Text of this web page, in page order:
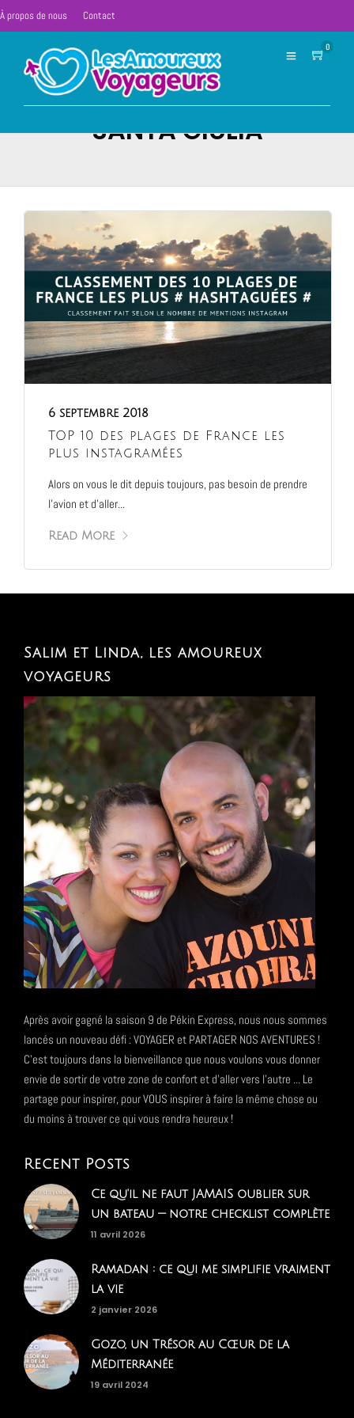
À propos de nous Contact
0
SANTA GIULIA
6 septembre 2018
TOP 10 des plages de France les
plus instagramées
Alors on vous le dit depuis toujours, pas besoin de prendre
l’avion et d’aller...
Read More
Salim et Linda, les amoureux
voyageurs
Après avoir gagné la saison 9 de Pékin Express, nous nous sommes
lancés un nouveau défi : VOYAGER et PARTAGER NOS AVENTURES !
C'est toujours dans la bienveillance que nous voulons vous donner
envie de sortir de votre zone de confort et d'aller vers l'autre ... Le
partage pour inspirer, pour VOUS inspirer à faire la même chose ou
du moins à trouver ce qui vous rendra heureux !
Recent Posts
Ce qu'il ne faut JAMAIS oublier sur
un bateau — notre checklist complète
11 avril 2026
Ramadan : ce qui me simplifie vraiment
la vie
2 janvier 2026
Gozo, un Trésor au Cœur de la
Méditerranée
19 avril 2024